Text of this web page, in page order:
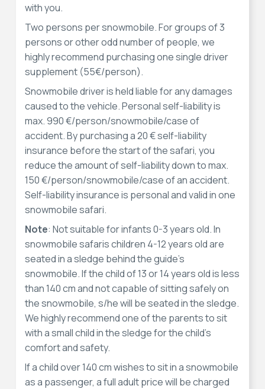
with you.
Two persons per snowmobile. For groups of 3
persons or other odd number of people, we
highly recommend purchasing one single driver
supplement (55€/person).
Snowmobile driver is held liable for any damages
caused to the vehicle. Personal self-liability is
max. 990 €/person/snowmobile/case of
accident. By purchasing a 20 € self-liability
insurance before the start of the safari, you
reduce the amount of self-liability down to max.
150 €/person/snowmobile/case of an accident.
Self-liability insurance is personal and valid in one
snowmobile safari.
Note: Not suitable for infants 0-3 years old. In
snowmobile safaris children 4-12 years old are
seated in a sledge behind the guide’s
snowmobile. If the child of 13 or 14 years old is less
than 140 cm and not capable of sitting safely on
the snowmobile, s/he will be seated in the sledge.
We highly recommend one of the parents to sit
with a small child in the sledge for the child’s
comfort and safety.
If a child over 140 cm wishes to sit in a snowmobile
as a passenger, a full adult price will be charged